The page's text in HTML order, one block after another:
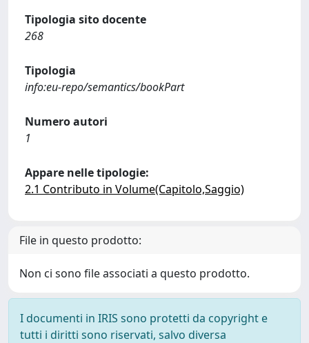
Tipologia sito docente
268
Tipologia
info:eu-repo/semantics/bookPart
Numero autori
1
Appare nelle tipologie:
2.1 Contributo in Volume(Capitolo,Saggio)
File in questo prodotto:
Non ci sono file associati a questo prodotto.
I documenti in IRIS sono protetti da copyright e
tutti i diritti sono riservati, salvo diversa